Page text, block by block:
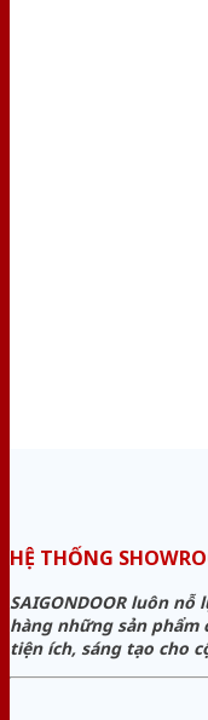
HỆ THỐNG
SAIGONDOOR luôn
hàng những sản phẩm
tiện ích, sáng tạo cho